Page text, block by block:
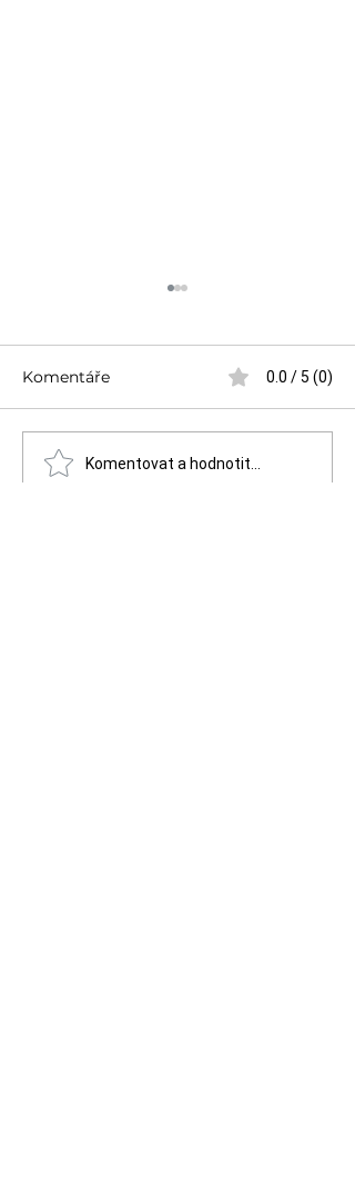
Úpal a úžeh — neboj se
Komentáře 0.0 / 5 (0)
Komentovat a hodnotit...